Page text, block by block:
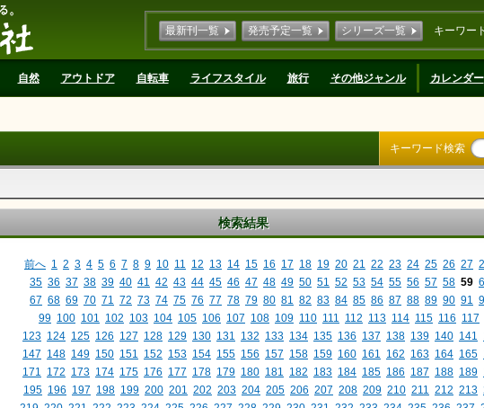
キーワー
最新刊一覧 発売予定一覧 シリーズ一覧
自然 アウトドア 自転車 ライフスタイル 旅行 その他ジャンル カレンダー
キーワード検索
検索結果
前へ 1 2 3 4 5 6 7 8 9 10 11 12 13 14 15 16 17 18 19 20 21 22 23 24 25 26 27
35 36 37 38 39 40 41 42 43 44 45 46 47 48 49 50 51 52 53 54 55 56 57 58 59
67 68 69 70 71 72 73 74 75 76 77 78 79 80 81 82 83 84 85 86 87 88 89 90 91
99 100 101 102 103 104 105 106 107 108 109 110 111 112 113 114 115 116 117
123 124 125 126 127 128 129 130 131 132 133 134 135 136 137 138 139 140 141
147 148 149 150 151 152 153 154 155 156 157 158 159 160 161 162 163 164 165
171
172 173 174 175 176 177 178 179 180 181 182 183 184 185 186 187 188 189
195 196 197 198 199 200 201 202 203 204 205 206 207 208 209 210 211 212 213